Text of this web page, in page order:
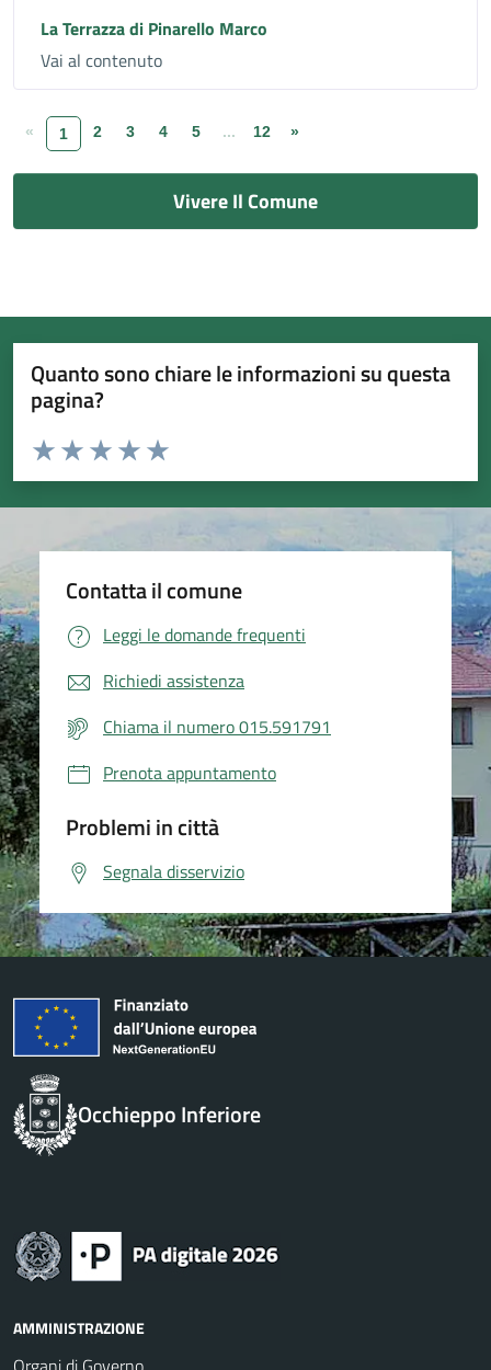
La Terrazza di Pinarello Marco
Vai al contenuto
« 1 2 3 4 5 ... 12 »
Vivere Il Comune
Quanto sono chiare le informazioni su questa
pagina?
Valuta da 1 a 5 stelle la pagina
Valuta 5 stelle su 5
Valuta 4 stelle su 5
Valuta 3 stelle su 5
Valuta 2 stelle su 5
Valuta 1 stelle su 5
Contatta il comune
Leggi le domande frequenti
Richiedi assistenza
Chiama il numero 015.591791
Prenota appuntamento
Problemi in città
Segnala disservizio
Occhieppo Inferiore
AMMINISTRAZIONE